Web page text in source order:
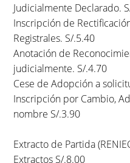
Judicialmente Declarado.
Inscripción de
Registrales. S/.5.40
Anotación de
judicialmente. S/.4.70
Cese de Adopción a
Inscripción por Cambio,
nombre S/.3.90
Extracto de Partida
Extractos S/.8.00